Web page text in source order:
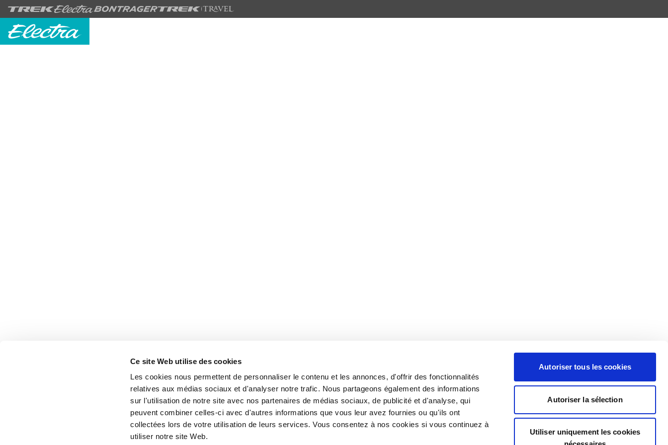
Ce site Web utilise des cookies
Les cookies nous permettent de personnaliser le contenu et les annonces, d'offrir des fonctionnalités
relatives aux médias sociaux et d'analyser notre trafic. Nous partageons également des informations
sur l'utilisation de notre site avec nos partenaires de médias sociaux, de publicité et d'analyse, qui
peuvent combiner celles-ci avec d'autres informations que vous leur avez fournies ou qu'ils ont
collectées lors de votre utilisation de leurs services. Vous consentez à nos cookies si vous continuez à
utiliser notre site Web.
Autoriser tous les cookies
Autoriser la sélection
Utiliser uniquement les cookies